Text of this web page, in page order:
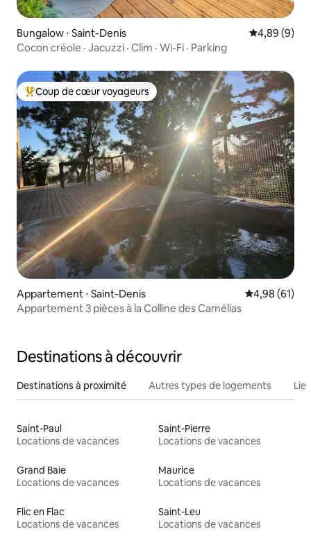
Bungalow ⋅ Saint-Denis Évaluation
4,89 (9)
Cocon créole · Jacuzzi · Clim · Wi-Fi · Parking
Coups de cœur voyageurs les plus appréciés
Coup de cœur voyageurs
Appartement ⋅ Saint-Denis Évaluation
4,98 (61)
Appartement 3 pièces à la Colline des Camélias
Destinations à découvrir
Destinations à proximité Autres types de logements
Saint-Paul
Locations de vacances
Saint-Pierre
Locations de vacances
Grand Baie
Locations de vacances
Maurice
Locations de vacances
Flic en Flac
Locations de vacances
Saint-Leu
Locations de vacances